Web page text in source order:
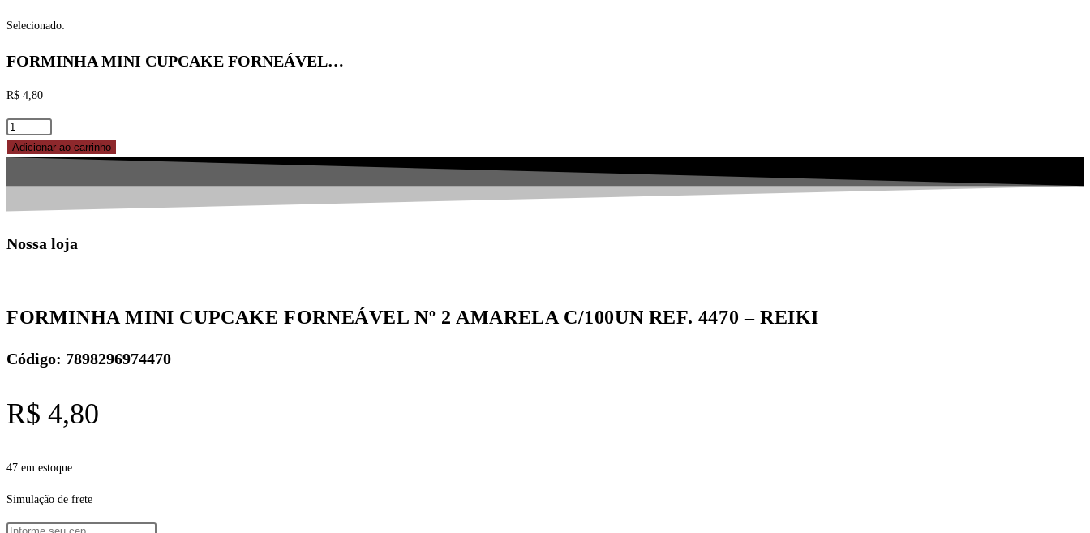
Selecionado:
FORMINHA MINI CUPCAKE FORNEÁVEL…
R$ 4,80
FORMINHA
MINI
FORNEÁVEL
AMARELA
4470
quantidade
Adicionar ao carrinho
Nossa loja
FORMINHA MINI CUPCAKE FORNEÁVEL Nº 2 AMARELA C/100UN REF. 4470 – REIKI
Código: 7898296974470
R$ 4,80
47 em estoque
Simulação de frete